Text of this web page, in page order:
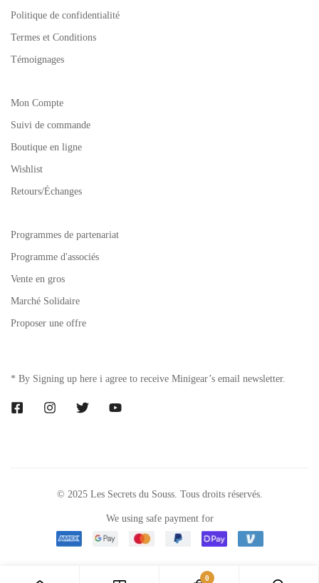
Politique de confidentialité
Termes et Conditions
Témoignages
Mon Compte
Suivi de commande
Boutique en ligne
Wishlist
Retours/Échanges
Programmes de partenariat
Programme d'associés
Vente en gros
Marché Solidaire
Proposer une offre
* By Signing up here i agree to receive Minigear’s email newsletter.
© 2025 Les Secrets du Souss. Tous droits réservés.
We using safe payment for
0